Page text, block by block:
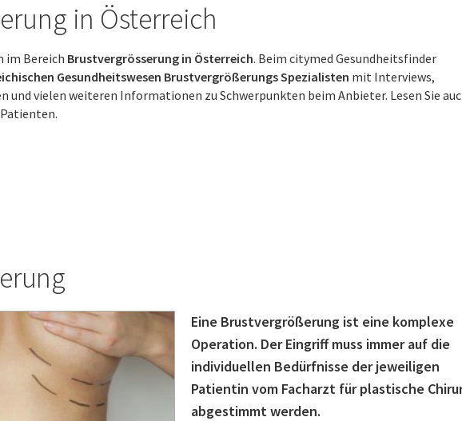
in Österreich
im Bereich Brustvergrösserung in Österreich. Beim citymed Gesundheitsfinder
Gesundheitswesen Brustvergrößerungs Spezialisten mit Interviews,
und vielen weiteren Informationen zu Schwerpunkten beim Anbieter. Lesen Sie
Eine Brustvergrößerung ist eine komplexe
Operation. Der Eingriff muss immer auf die
individuellen Bedürfnisse der jeweiligen
Patientin vom Facharzt für plastische
abgestimmt werden.